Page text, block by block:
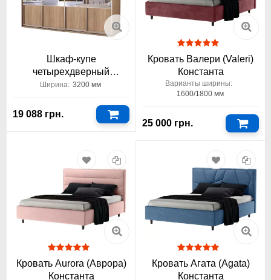
Шкаф-купе
четырехдверный
Киевский-Стандарт
Ширина: 3200 мм
19 088 грн.
Кровать Валери (Valeri)
Константа
Варианты ширины:
1600/1800 мм
25 000 грн.
Кровать Aurora (Аврора)
Константа
Кровать Агата (Agata)
Константа